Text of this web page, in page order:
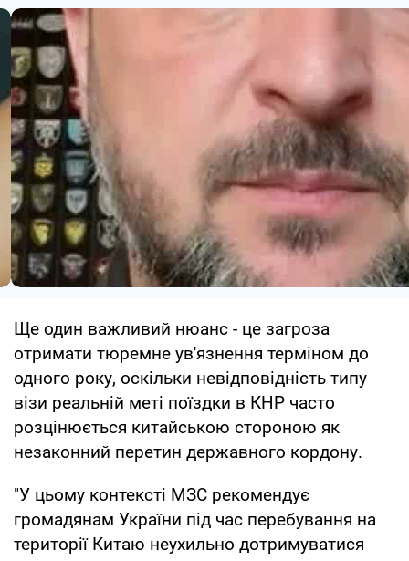
Ще один важливий нюанс - це загроза
отримати тюремне ув'язнення терміном до
одного року, оскільки невідповідність типу
візи реальній меті поїздки в КНР часто
розцінюється китайською стороною як
незаконний перетин державного кордону.
"У цьому контексті МЗС рекомендує
громадянам України під час перебування на
території Китаю неухильно дотримуватися